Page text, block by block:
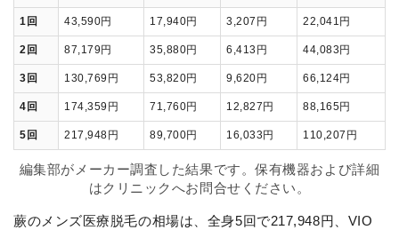
1回 43,590円 17,940円 3,207円 22,041円
2回 87,179円 35,880円 6,413円 44,083円
3回 130,769円 53,820円 9,620円 66,124円
4回 174,359円 71,760円 12,827円 88,165円
5回 217,948円 89,700円 16,033円 110,207円
編集部がメーカー調査した結果です。保有機器および詳細
はクリニックへお問合せください。
蕨のメンズ医療脱毛の相場は、全身5回で217,948円、VIO